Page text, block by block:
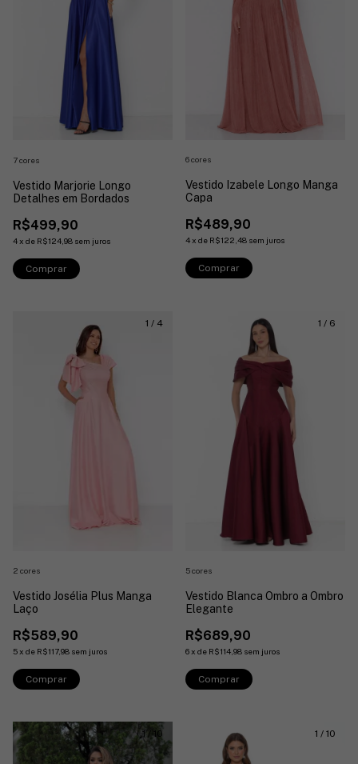
Vestido Marjorie Longo
Detalhes em Bordados
R$499,90
4 x de R$124,98 sem juros
7 cores
Comprar
Vestido Izabele Longo Manga
Capa
R$489,90
4x de R$122,48 sem juros
6 cores
Comprar
1 / 4
Vestido Josélia Plus Manga
Laço
R$589,90
5 x de R$117,98 sem juros
2 cores
Comprar
1 / 6
Vestido Blanca Ombro a Ombro
Elegante
R$689,90
6 x de R$114,98 sem juros
5 cores
Comprar
1/ 10 1 / 10